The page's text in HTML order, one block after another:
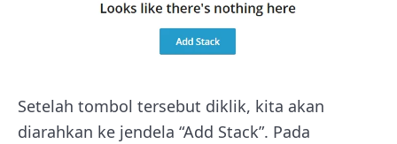
Setelah tombol tersebut diklik, kita akan
diarahkan ke jendela “Add Stack”. Pada